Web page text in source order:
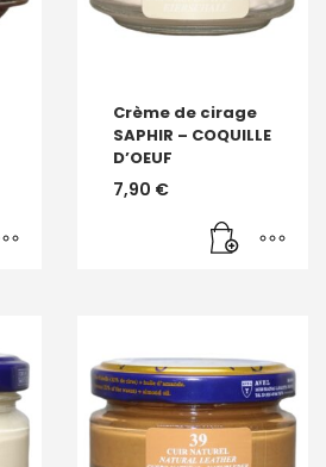
Crème de cirage
SAPHIR – COQUILLE
D’OEUF
7,90 €